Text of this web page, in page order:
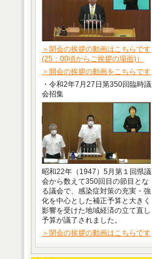
＞閉会の挨拶の動画はこちらです
(25：00頃からご挨拶の場面)）
＞開会の挨拶の動画をこちらです
・令和2年7月27日第350回臨時議
会招集
昭和22年（1947）5月第１回県議
会から数えて350回目の節目とな
る議会で、感染症対策の充実・強
化を中心とした補正予算と大きく
影響を受けた地域経済の立て直し
予算が議了されました。
＞閉会の挨拶の動画はこちらです